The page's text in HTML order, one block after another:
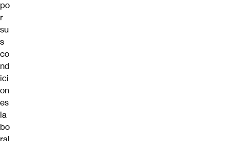
po
r
su
s
co
nd
ici
on
es
la
bo